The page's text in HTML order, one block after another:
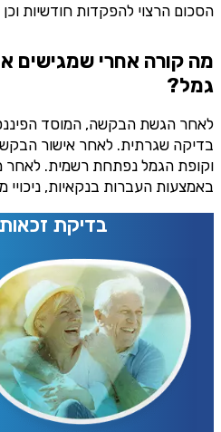
הסכום הרצוי להפקדות חודשיות
מה קורה אחרי שמגישים
גמל?
לאחר הגשת הבקשה, המוסד
בדיקה שגרתית. לאחר אישור
וקופת הגמל נפתחת רשמית. לאחר
באמצעות העברות בנקאיות, ניכויי
בדיקת